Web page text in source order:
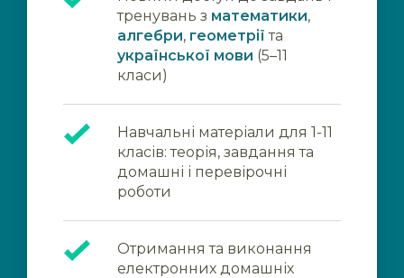
тренувань з математики,
алгебри, геометрії та
української мови (5–11
класи)
Навчальні матеріали для 1-11
класів: теорія, завдання та
домашні і перевірочні
роботи
Отримання та виконання
електронних домашніх